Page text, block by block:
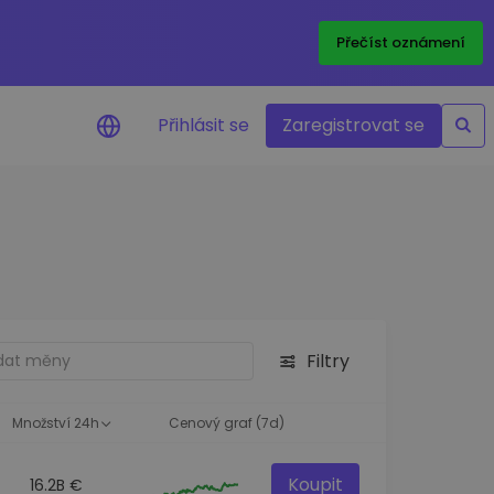
Přečíst oznámení
Přihlásit se Zaregistrovat se
Filtry
Množství 24h Cenový graf (7d)
16.2B € Koupit